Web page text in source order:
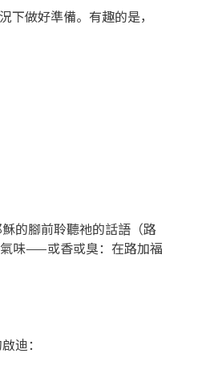
做好準備。有趣的是，
的腳前聆聽祂的話語（路
味——或香或臭：在路加福
迪：